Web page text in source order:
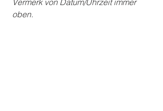
Vermerk von Datum/Uhrzeit immer
oben.